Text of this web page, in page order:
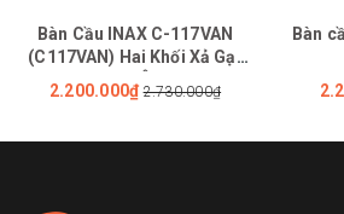
Bàn Cầu INAX C-117VAN
(C117VAN) Hai Khối Xả Gạt
Nắp Êm
2.200.000₫ 2.730.000₫
Bàn